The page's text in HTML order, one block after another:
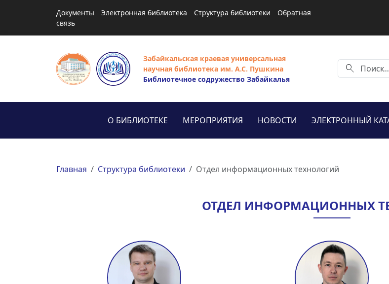
Документы Электронная библиотека Структура библиотеки
Обратная
связь
Забайкальская краевая универсальная
научная библиотека им. А.С. Пушкина
Библиотечное содружество Забайкалья
search
О БИБЛИОТЕКЕ МЕРОПРИЯТИЯ НОВОСТИ ЭЛЕКТРОННЫЙ
Главная Структура библиотеки Отдел информационных технологий
ОТДЕЛ ИНФОРМАЦИОННЫХ